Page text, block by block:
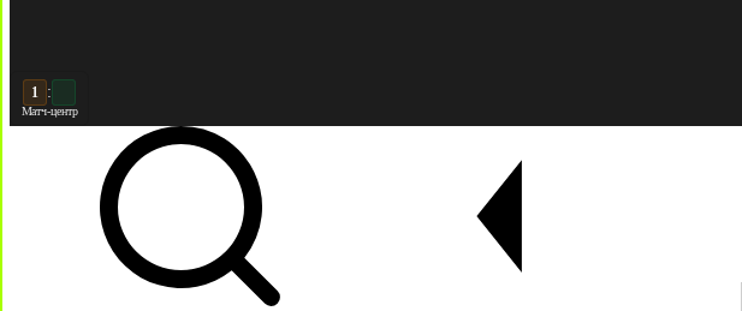
2 :
Матч-центр